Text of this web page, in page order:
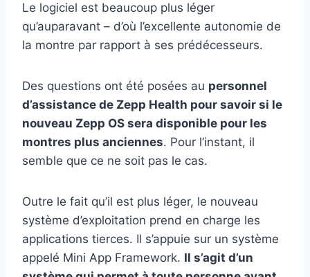
Le logiciel est beaucoup plus léger
qu’auparavant – d’où l’excellente autonomie de
la montre par rapport à ses prédécesseurs.
Des questions ont été posées au personnel
d’assistance de Zepp Health pour savoir si le
nouveau Zepp OS sera disponible pour les
montres plus anciennes. Pour l’instant, il
semble que ce ne soit pas le cas.
Outre le fait qu’il est plus léger, le nouveau
système d’exploitation prend en charge les
applications tierces. Il s’appuie sur un système
appelé Mini App Framework. Il s’agit d’un